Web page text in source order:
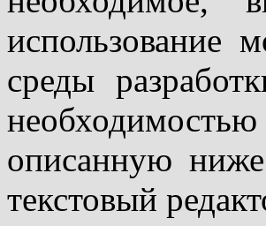
использование
среды
описанную
текстовый